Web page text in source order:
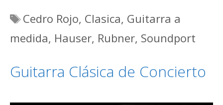
Etiquetas
Cedro Rojo, Clasica, Guitarra a
medida, Hauser, Rubner, Soundport
Guitarra Clásica de Concierto